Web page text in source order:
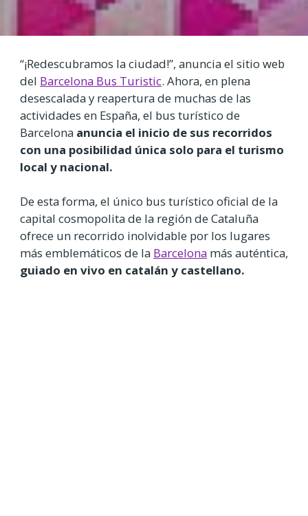
“¡Redescubramos la ciudad!”, anuncia el sitio web
del Barcelona Bus Turistic. Ahora, en plena
desescalada y reapertura de muchas de las
actividades en España, el bus turístico de
Barcelona anuncia el inicio de sus recorridos
con una posibilidad única solo para el turismo
local y nacional.
De esta forma, el único bus turístico oficial de la
capital cosmopolita de la región de Cataluña
ofrece un recorrido inolvidable por los lugares
más emblemáticos de la Barcelona más auténtica,
guiado en vivo en catalán y castellano.